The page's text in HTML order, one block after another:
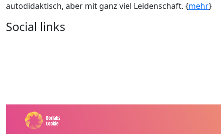
autodidaktisch, aber mit ganz viel Leidenschaft. {mehr}
Social links